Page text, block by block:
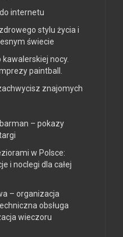
internetu
stylu życia i
świecie
nocy.
paintball.
znajomych
– pokazy
w Polsce:
i noclegi dla całej
– organizacja
obsługa
wieczoru